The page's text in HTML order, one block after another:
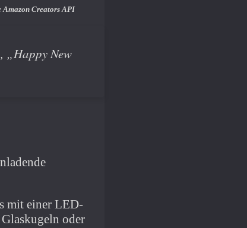
Creators API
„Happy New
mit einer LED-
oder